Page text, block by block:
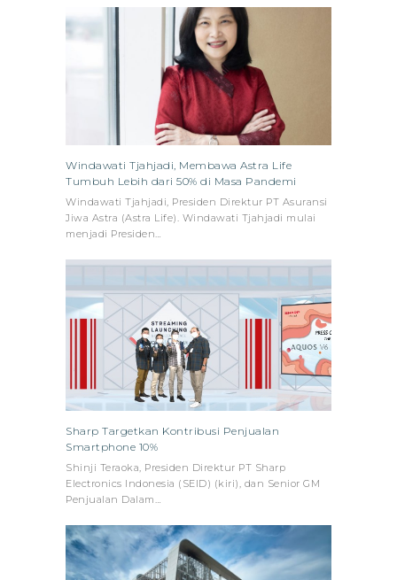
Windawati Tjahjadi, Membawa Astra Life
Tumbuh Lebih dari 50% di Masa Pandemi
Windawati Tjahjadi, Presiden Direktur PT Asuransi
Jiwa Astra (Astra Life). Windawati Tjahjadi mulai
menjadi Presiden…
Sharp Targetkan Kontribusi Penjualan
Smartphone 10%
Shinji Teraoka, Presiden Direktur PT Sharp
Electronics Indonesia (SEID) (kiri), dan Senior GM
Penjualan Dalam…